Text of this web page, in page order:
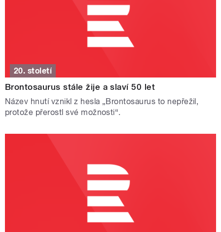
20. století
Brontosaurus stále žije a slaví 50 let
Název hnutí vznikl z hesla „Brontosaurus to nepřežil,
protože přerostl své možnosti“.